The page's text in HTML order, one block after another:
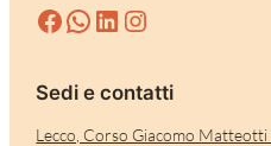
Facebook WhatsApp LinkedIn Instagram
Sedi e contatti
Lecco, Corso Giacomo Matteotti